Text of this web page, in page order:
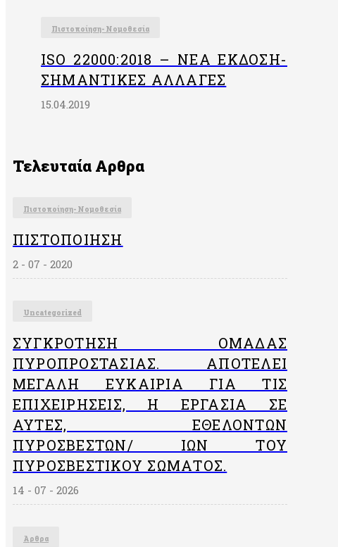
Πιστοποίηση- Νομοθεσία
ISO 22000:2018 – ΝΈΑ ΈΚΔΟΣΗ-
ΣΗΜΑΝΤΙΚΈΣ ΑΛΛΑΓΈΣ
15.04.2019
Τελευταία Αρθρα
Πιστοποίηση- Νομοθεσία
ΠΙΣΤΟΠΟΊΗΣΗ
2 - 07 - 2020
Uncategorized
ΣΥΓΚΡΌΤΗΣΗ ΟΜΆΔΑΣ
ΠΥΡΟΠΡΟΣΤΑΣΊΑΣ. ΑΠΟΤΕΛΕΊ
ΜΕΓΆΛΗ ΕΥΚΑΙΡΊΑ ΓΙΑ ΤΙΣ
ΕΠΙΧΕΙΡΉΣΕΙΣ, Η ΕΡΓΑΣΊΑ ΣΕ
ΑΥΤΈΣ, ΕΘΕΛΟΝΤΏΝ
ΠΥΡΟΣΒΕΣΤΏΝ/ ΙΏΝ ΤΟΥ
ΠΥΡΟΣΒΕΣΤΙΚΟΎ ΣΏΜΑΤΟΣ.
14 - 07 - 2026
Άρθρα